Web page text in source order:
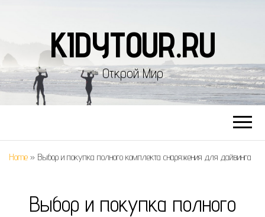
KIDYTOUR.RU
Открой Мир
Home » Выбор и покупка полного комплекта снаряжения для дайвинга
Выбор и покупка полного